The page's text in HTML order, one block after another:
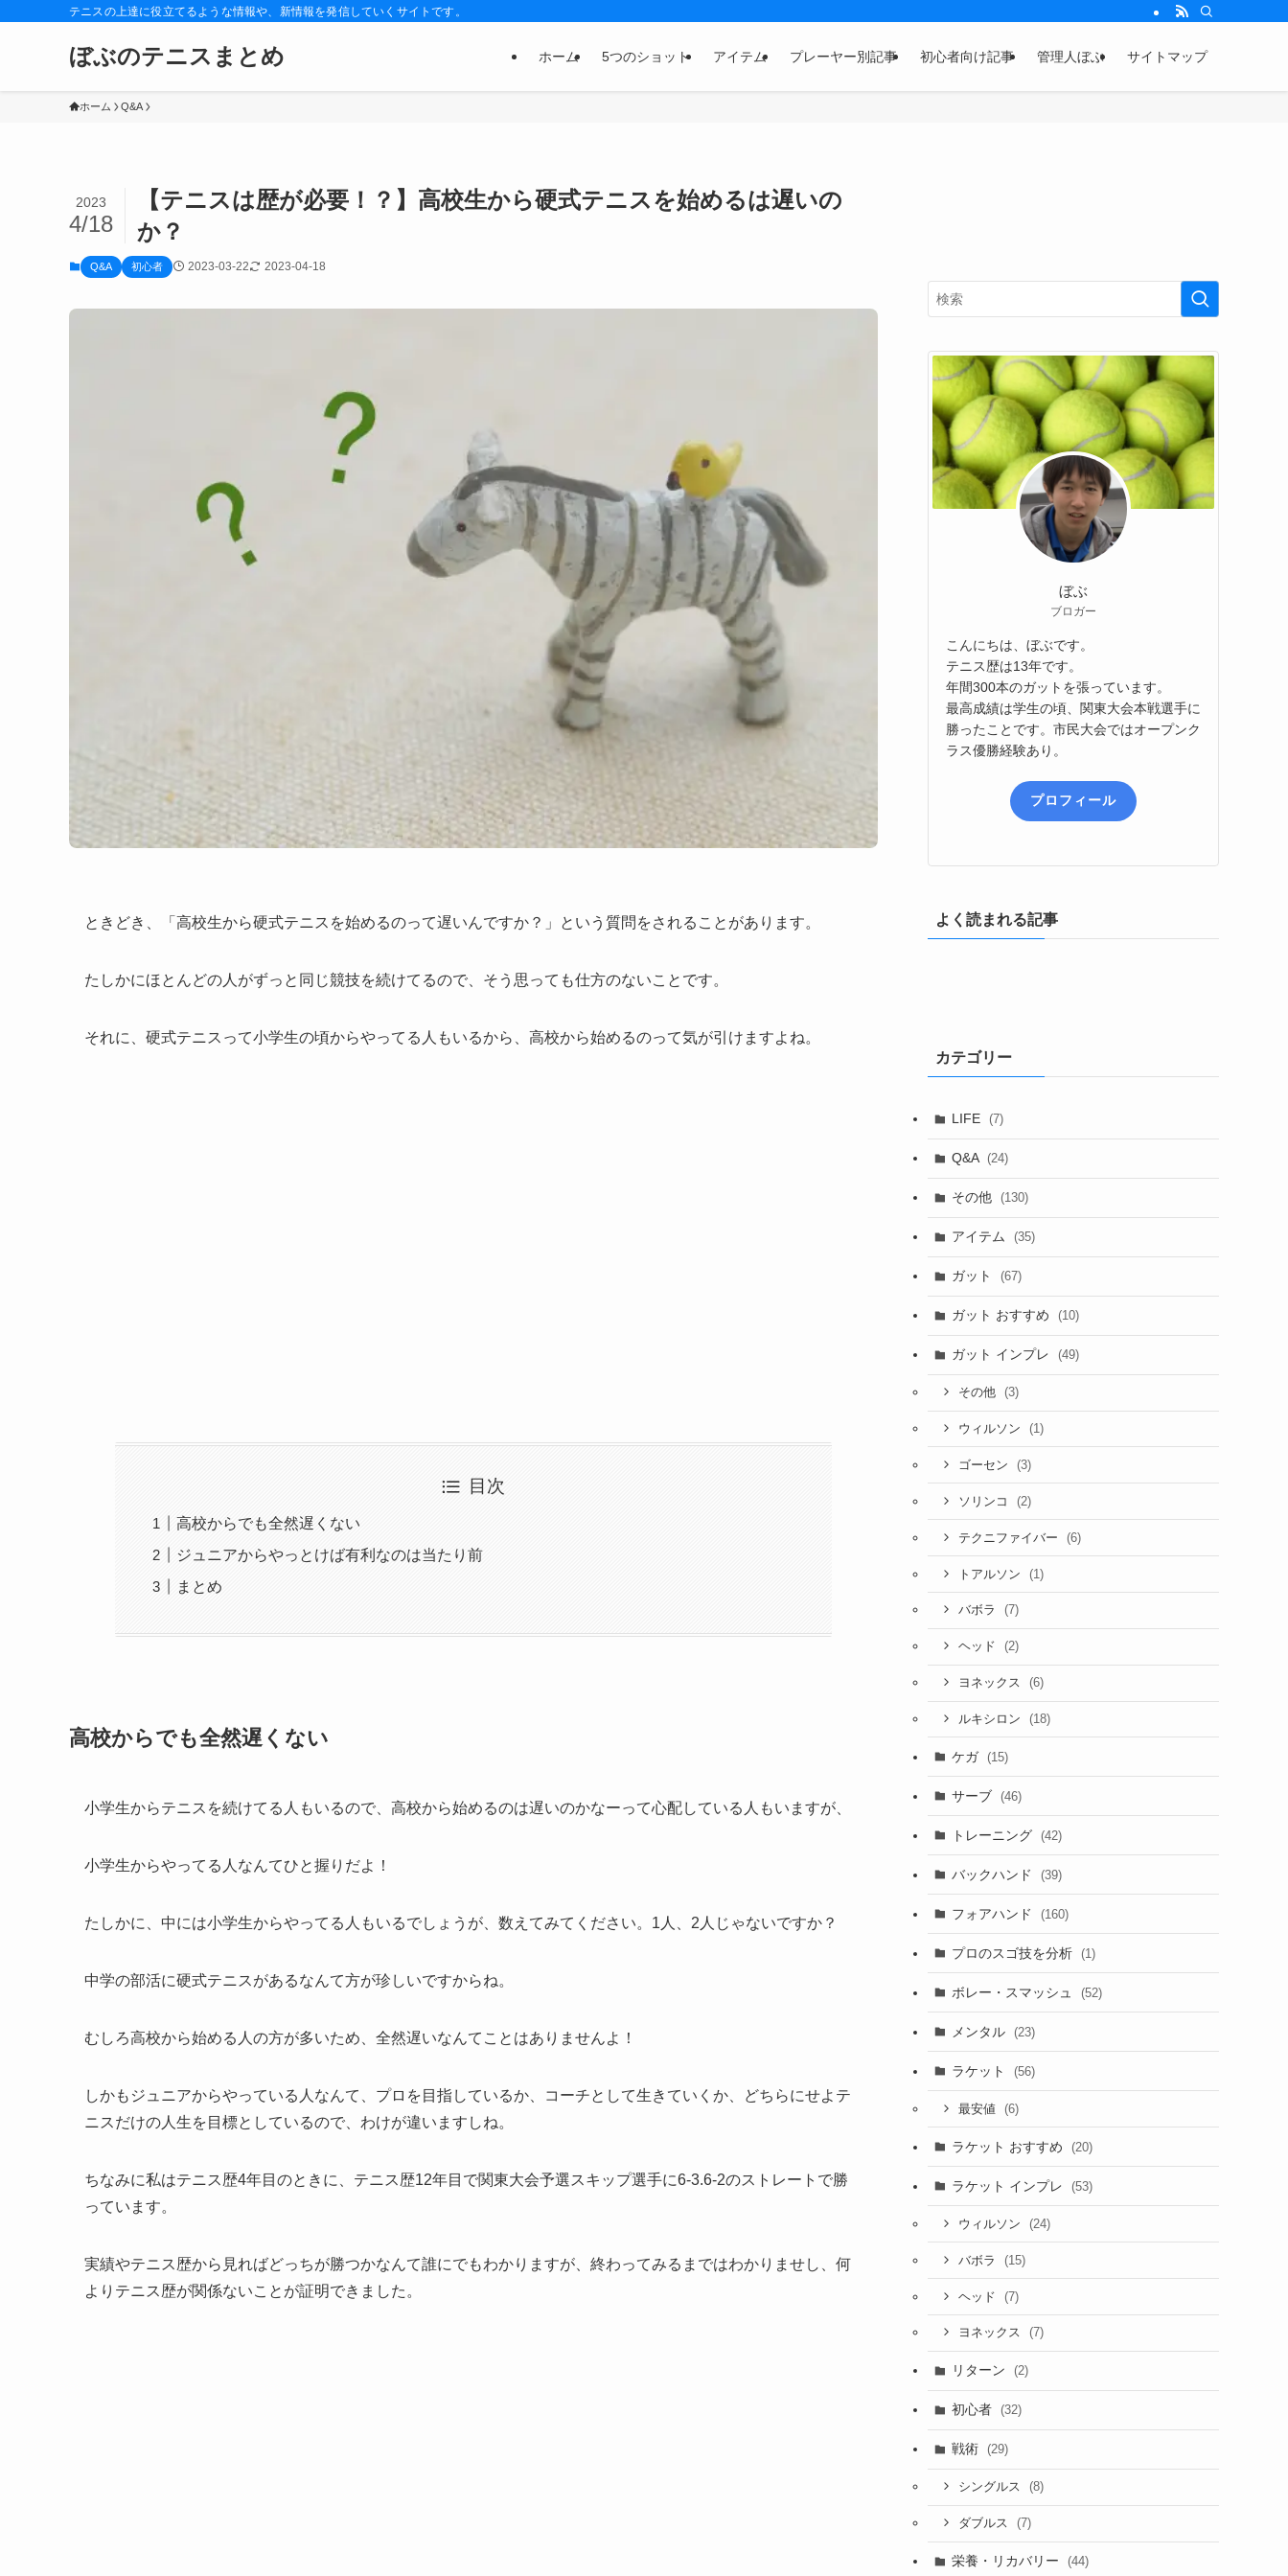
テニスの上達に役立てるような情報や、新情報を発信していくサイトです。
ぼぶのテニスまとめ ホーム 5つのショット アイテム プレーヤー別記事 初心者向け記事 管理人ぼぶ サイトマップ
ホーム Q&A
【テニスは歴が必要！？】高校生から硬式テニスを始めるは遅いの
か？
2023
4/18
Q&A 初心者 2023-03-22 2023-04-18
ときどき、「高校生から硬式テニスを始めるのって遅いんですか？」という質問をされることがあります。
たしかにほとんどの人がずっと同じ競技を続けてるので、そう思っても仕方のないことです。
それに、硬式テニスって小学生の頃からやってる人もいるから、高校から始めるのって気が引けますよね。
目次
高校からでも全然遅くない
ジュニアからやっとけば有利なのは当たり前
まとめ
高校からでも全然遅くない
小学生からテニスを続けてる人もいるので、高校から始めるのは遅いのかなーって心配している人もいますが、
小学生からやってる人なんてひと握りだよ！
たしかに、中には小学生からやってる人もいるでしょうが、数えてみてください。1人、2人じゃないですか？
中学の部活に硬式テニスがあるなんて方が珍しいですからね。
むしろ高校から始める人の方が多いため、全然遅いなんてことはありませんよ！
しかもジュニアからやっている人なんて、プロを目指しているか、コーチとして生きていくか、どちらにせよテ
ニスだけの人生を目標としているので、わけが違いますしね。
ちなみに私はテニス歴4年目のときに、テニス歴12年目で関東大会予選スキップ選手に6-3.6-2のストレートで勝
っています。
実績やテニス歴から見ればどっちが勝つかなんて誰にでもわかりますが、終わってみるまではわかりませし、何
よりテニス歴が関係ないことが証明できました。
ぼぶ
ブロガー
こんにちは、ぼぶです。
テニス歴は13年です。
年間300本のガットを張っています。
最高成績は学生の頃、関東大会本戦選手に
勝ったことです。市民大会ではオープンク
ラス優勝経験あり。
プロフィール
よく読まれる記事
カテゴリー
LIFE (7)
Q&A (24)
その他 (130)
アイテム (35)
ガット (67)
ガット おすすめ (10)
ガット インプレ (49)
その他 (3)
ウィルソン (1)
ゴーセン (3)
ソリンコ (2)
テクニファイバー (6)
トアルソン (1)
バボラ (7)
ヘッド (2)
ヨネックス (6)
ルキシロン (18)
ケガ (15)
サーブ (46)
トレーニング (42)
バックハンド (39)
フォアハンド (160)
プロのスゴ技を分析 (1)
ボレー・スマッシュ (52)
メンタル (23)
ラケット (56)
最安値 (6)
ラケット おすすめ (20)
ラケット インプレ (53)
ウィルソン (24)
バボラ (15)
ヘッド (7)
ヨネックス (7)
リターン (2)
初心者 (32)
戦術 (29)
シングルス (8)
ダブルス (7)
栄養・リカバリー (44)